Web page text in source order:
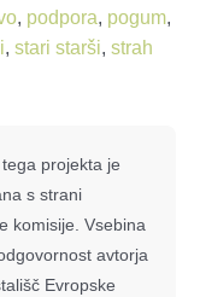
, podpora, pogum,
, stari starši, strah
projekta je
s strani
komisije. Vsebina
avtorja
Evropske